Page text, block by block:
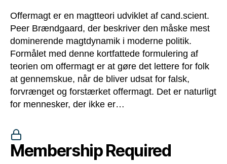
Offermagt er en magtteori udviklet af cand.scient.
Peer Brændgaard, der beskriver den måske mest
dominerende magtdynamik i moderne politik.
Formålet med denne kortfattede formulering af
teorien om offermagt er at gøre det lettere for folk
at gennemskue, når de bliver udsat for falsk,
forvrænget og forstærket offermagt. Det er naturligt
for mennesker, der ikke er…
Membership Required